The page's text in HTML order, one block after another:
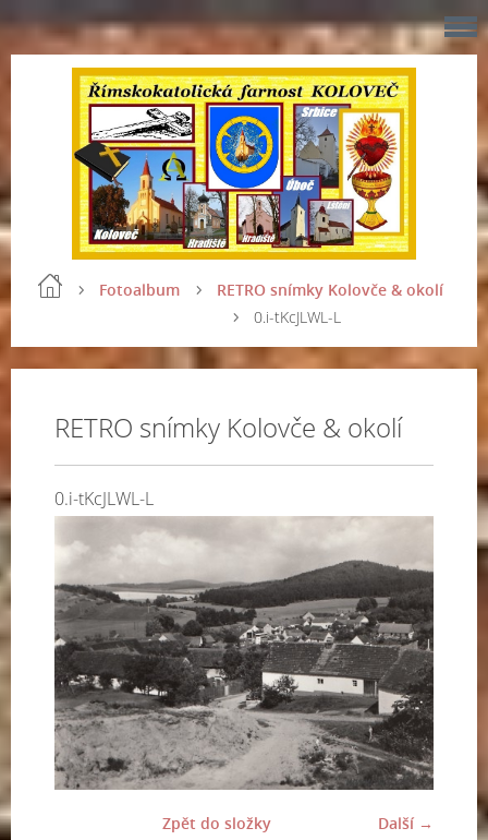
Fotoalbum
RETRO snímky Kolovče & okolí
0.i-tKcJLWL-L
RETRO snímky Kolovče & okolí
0.i-tKcJLWL-L
Další →
Zpět do složky